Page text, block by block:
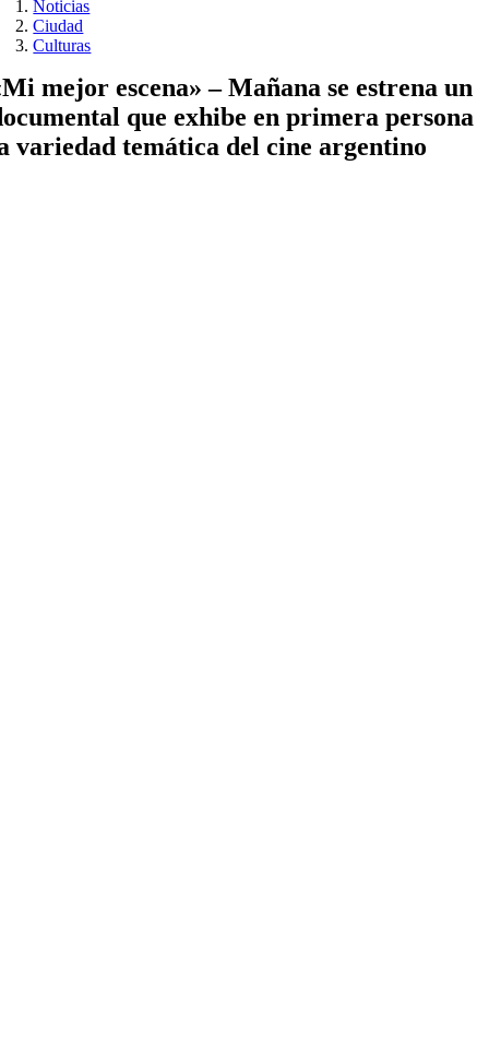
Noticias
Ciudad
Culturas
mejor escena» – Mañana se estrena un
que exhibe en primera persona
variedad temática del cine argentino